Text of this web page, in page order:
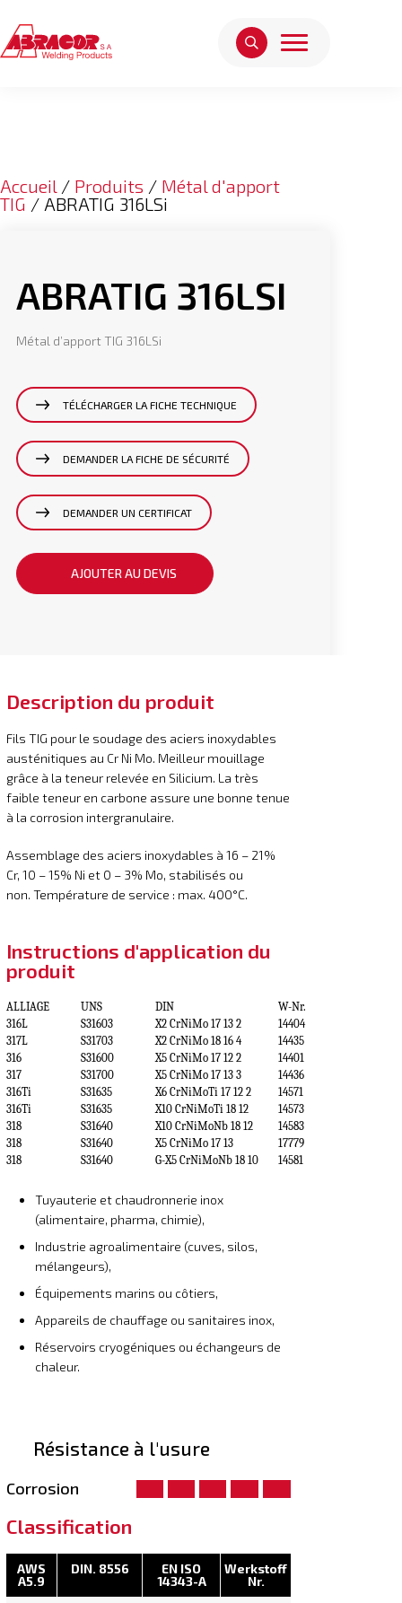
Accueil / Produits / Métal d'apport
TIG / ABRATIG 316LSi
ABRATIG 316LSI
Métal d’apport TIG 316LSi
TÉLÉCHARGER LA FICHE TECHNIQUE
DEMANDER LA FICHE DE SÉCURITÉ
DEMANDER UN CERTIFICAT
AJOUTER AU DEVIS
Description du produit
Fils TIG pour le soudage des aciers inoxydables
austénitiques au Cr Ni Mo. Meilleur mouillage
grâce à la teneur relevée en Silicium. La très
faible teneur en carbone assure une bonne tenue
à la corrosion intergranulaire.
Assemblage des aciers inoxydables à 16 – 21%
Cr, 10 – 15% Ni et 0 – 3% Mo, stabilisés ou
non. Température de service : max. 400°C.
Instructions d'application du
produit
ALLIAGE UNS DIN
W-Nr.
316L
S31603 X2 CrNiMo 17 13 2
14404
317L
S31703 X2 CrNiMo 18 16 4
14435
316
S31600 X5 CrNiMo 17 12 2
14401
317
S31700 X5 CrNiMo 17 13 3
14436
316Ti
S31635 X6 CrNiMoTi 17 12 2
14571
316Ti
S31635 X10 CrNiMoTi 18 12
14573
318
S31640 X10 CrNiMoNb 18 12
14583
318
S31640 X5 CrNiMo 17 13
17779
318
S31640 G-X5 CrNiMoNb 18 10 14581
Tuyauterie et chaudronnerie inox
(alimentaire, pharma, chimie),
Industrie agroalimentaire (cuves, silos,
mélangeurs),
Équipements marins ou côtiers,
Appareils de chauffage ou sanitaires inox,
Réservoirs cryogéniques ou échangeurs de
chaleur.
Résistance à l'usure
Corrosion
Classification
AWS
A5.9
DIN. 8556
EN ISO
14343-A
Werkstoff
Nr.